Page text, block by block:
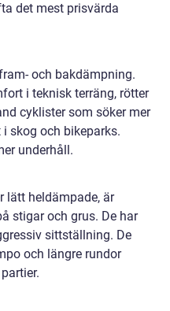
det mest prisvärda
och bakdämpning.
i teknisk terräng, rötter
cyklister som söker mer
skog och bikeparks.
underhåll.
lätt heldämpade, är
stigar och grus. De har
sittställning. De
och längre rundor